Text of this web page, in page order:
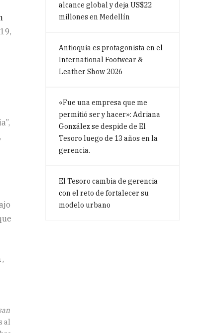
,
al
alcance global y deja US$22
millones en Medellín
Antioquia es protagonista en el
International Footwear &
Leather Show 2026
«Fue una empresa que me
permitió ser y hacer»: Adriana
González se despide de El
Tesoro luego de 13 años en la
gerencia.
El Tesoro cambia de gerencia
con el reto de fortalecer su
modelo urbano